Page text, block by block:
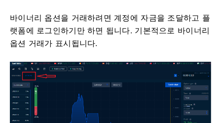
바이너리 옵션을 거래하려면 계정에 자금을 조달하고 플
랫폼에 로그인하기만 하면 됩니다. 기본적으로 바이너리
옵션 거래가 표시됩니다.